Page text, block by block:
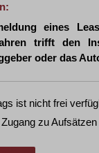
eines
trifft den
oder das
ist nicht frei
zu Aufsätzen